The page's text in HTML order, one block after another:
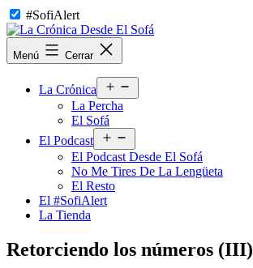
Saltar
al
contenido
#SofiAlert
La
Crónica
Menú Cerrar
La Crónica
el
La Percha
El Sofá
El Podcast
el
menú
El Podcast Desde El Sofá
No Me Tires De La Lengüeta
El Resto
El #SofiAlert
La Tienda
Retorciendo los números (III)